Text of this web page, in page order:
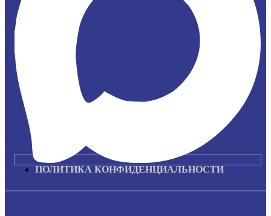
ПОЛИТИКА КОНФИДЕНЦИАЛЬНОСТИ